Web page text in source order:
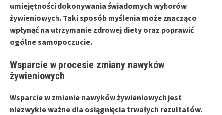
umiejętności dokonywania świadomych wyborów
żywieniowych. Taki sposób myślenia może znacząco
wpłynąć na utrzymanie zdrowej diety oraz poprawić
ogólne samopoczucie.
Wsparcie w procesie zmiany nawyków
żywieniowych
Wsparcie w zmianie nawyków żywieniowych jest
niezwykle ważne dla osiągnięcia trwałych rezultatów.